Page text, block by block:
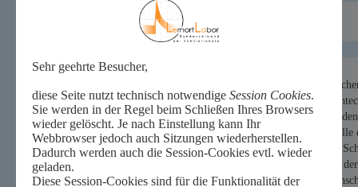
Name des Schülerlabors
Profil des Schülerlabors
Damit der geweckte Forschergeist wach bleibt, sollen MINT-
werden. Beim eigenständigen Experimentieren im mobilen
auf Alltagsfragen. Mit Hilfe modernster Instrumente und
Kunststoff-Tasche besteht, ob das Zungen-Piercing giftige
Schulzimmer ist. mobiLLab umfasst 12 Arbeitsstationen für 24
mobile Labor bestellen und vor Ort damit experimentieren. Bei
Lehrperson durch das mobiLLab-Team der Pädagogischen